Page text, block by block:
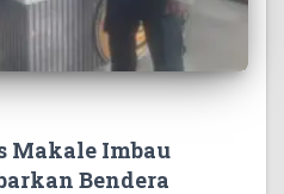
Makale Imbau
Bendera